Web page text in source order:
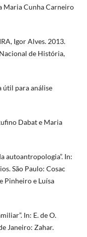
Maria Cunha Carneiro
Igor Alves. 2013.
de História,
útil para análise
Dabat e Maria
autoantropologia”. In:
São Paulo: Cosac
Pinheiro e Luísa
In: E. de O.
Janeiro: Zahar.